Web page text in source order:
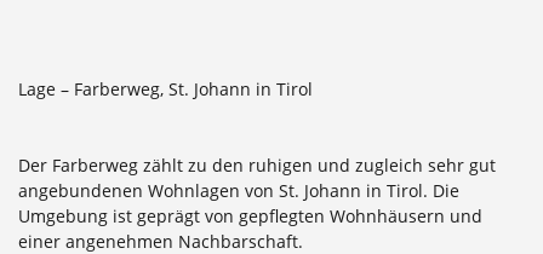
Lage – Farberweg, St. Johann in Tirol
Der Farberweg zählt zu den ruhigen und zugleich sehr gut
angebundenen Wohnlagen von St. Johann in Tirol. Die
Umgebung ist geprägt von gepflegten Wohnhäusern und
einer angenehmen Nachbarschaft.